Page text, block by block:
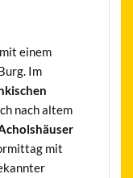
einem
Im
nach altem
mit